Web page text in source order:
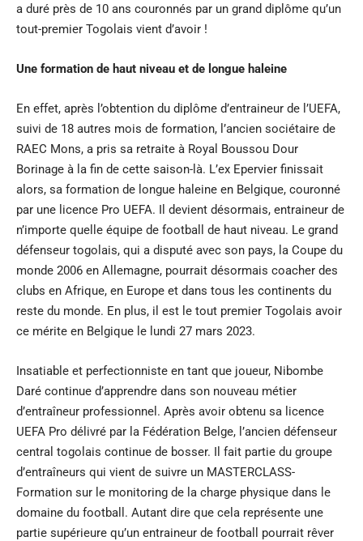
a duré près de 10 ans couronnés par un grand diplôme qu’un
tout-premier Togolais vient d’avoir !
Une formation de haut niveau et de longue haleine
En effet, après l’obtention du diplôme d’entraineur de l’UEFA,
suivi de 18 autres mois de formation, l’ancien sociétaire de
RAEC Mons, a pris sa retraite à Royal Boussou Dour
Borinage à la fin de cette saison-là. L’ex Epervier finissait
alors, sa formation de longue haleine en Belgique, couronné
par une licence Pro UEFA. Il devient désormais, entraineur de
n’importe quelle équipe de football de haut niveau. Le grand
défenseur togolais, qui a disputé avec son pays, la Coupe du
monde 2006 en Allemagne, pourrait désormais coacher des
clubs en Afrique, en Europe et dans tous les continents du
reste du monde. En plus, il est le tout premier Togolais avoir
ce mérite en Belgique le lundi 27 mars 2023.
Insatiable et perfectionniste en tant que joueur, Nibombe
Daré continue d’apprendre dans son nouveau métier
d’entraîneur professionnel. Après avoir obtenu sa licence
UEFA Pro délivré par la Fédération Belge, l’ancien défenseur
central togolais continue de bosser. Il fait partie du groupe
d’entraîneurs qui vient de suivre un MASTERCLASS-
Formation sur le monitoring de la charge physique dans le
domaine du football. Autant dire que cela représente une
partie supérieure qu’un entraineur de football pourrait rêver